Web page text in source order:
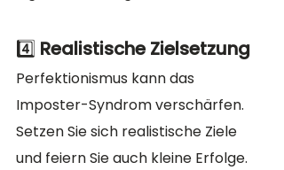
4️⃣ Realistische Zielsetzung
Perfektionismus kann das
Imposter-Syndrom verschärfen.
Setzen Sie sich realistische Ziele
und feiern Sie auch kleine Erfolge.